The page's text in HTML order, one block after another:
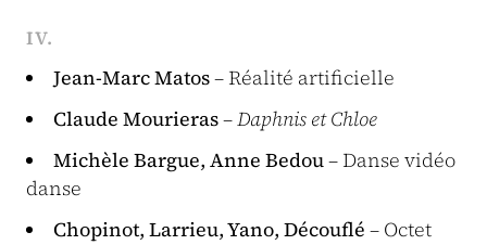
IV.
Jean-Marc Matos– Réalité artificielle
Claude Mourieras–Daphnis et Chloe
Michèle Bargue, Anne Bedou– Danse vidéo
danse
Chopinot, Larrieu, Yano, Découflé – Octet